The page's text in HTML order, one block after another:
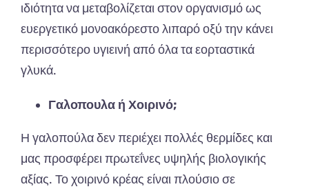
ιδιότητα να με­ταβολίζεται στον οργανισμό ως
ευερ­γετικό μονοακόρεστο λιπαρό οξύ την κάνει
περισσότερο υγιεινή από όλα τα εορταστικά
γλυκά.
Γαλοπουλα ή Χοιρινό;
Η γαλοπούλα δεν περιέχει πολλές θερμίδες και
μας προσφέρει πρωτεΐνες υψηλής βιολογικής
αξίας. Το χοιρινό κρέας είναι πλούσιο σε